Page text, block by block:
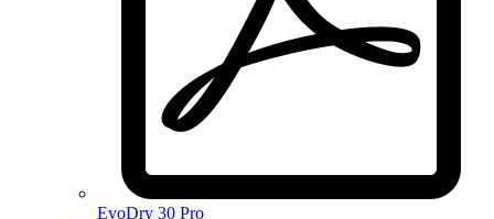
EvoDry 30 Pro